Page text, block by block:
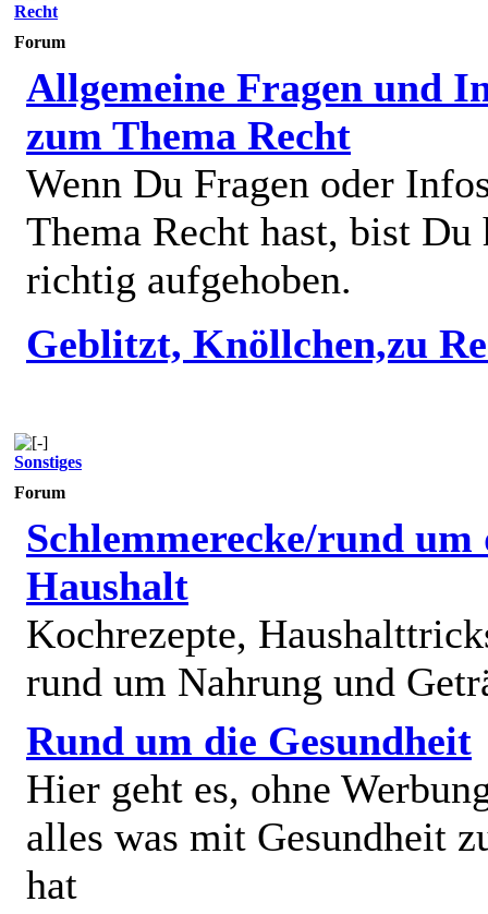
Recht
Forum
Allgemeine Fragen und
zum Thema Recht
Wenn Du Fragen oder
Thema Recht hast, bist Du
richtig aufgehoben.
Geblitzt, Knöllchen,zu
Sonstiges
Forum
Schlemmerecke/rund um
Haushalt
Kochrezepte,
rund um Nahrung und
Rund um die Gesundheit
Hier geht es, ohne
alles was mit Gesundheit
hat